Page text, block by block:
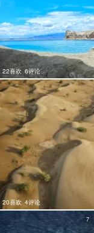
22喜欢 6评论
20喜欢 4评论
7